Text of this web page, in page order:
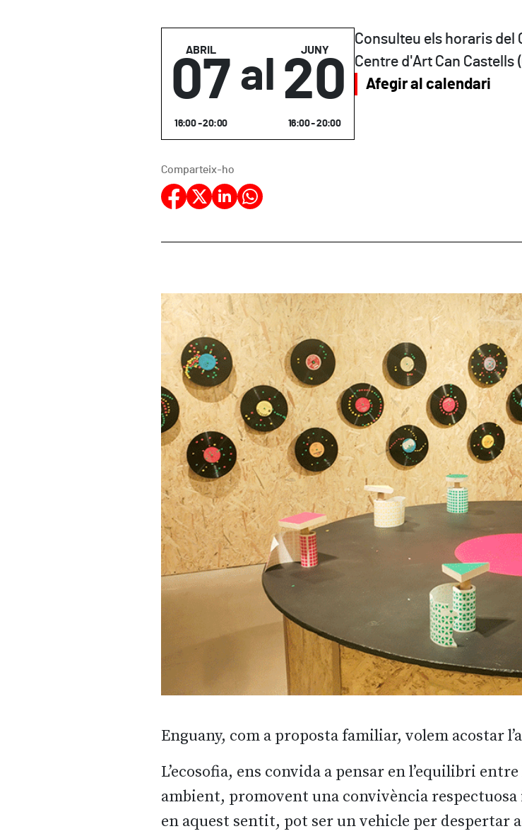
ABRIL
07
16:00 - 20:00
al
JUNY
20
16:00 - 20:00
Consulteu els horaris del
Centre d'Art Can Castells
Afegir al calendari
Comparteix-ho
Enguany, com a proposta familiar, volem acostar
L’ecosofia, ens convida a pensar en l’equilibri
ambient, promovent una convivència respectuosa
en aquest sentit, pot ser un vehicle per despertar